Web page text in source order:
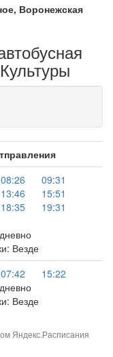
Воронежская
08:26
09:31
13:46
15:51
18:35
19:31
Везде
07:42
15:22
Везде
Яндекс.Расписания